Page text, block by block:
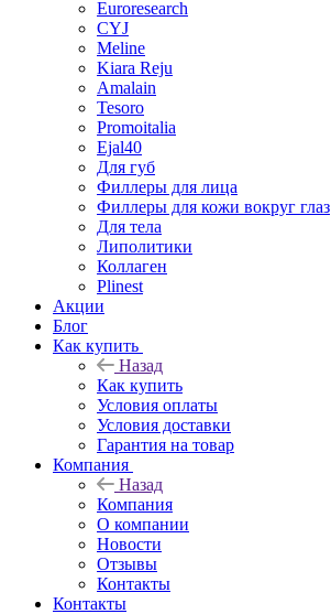
Euroresearch
CYJ
Meline
Kiara Reju
Amalain
Tesoro
Promoitalia
Ejal40
Для губ
Филлеры для лица
Филлеры для кожи вокруг глаз
Для тела
Липолитики
Коллаген
Plinest
Акции
Блог
Как купить
Назад
Как купить
Условия оплаты
Условия доставки
Гарантия на товар
Компания
Назад
Компания
О компании
Новости
Отзывы
Контакты
Контакты